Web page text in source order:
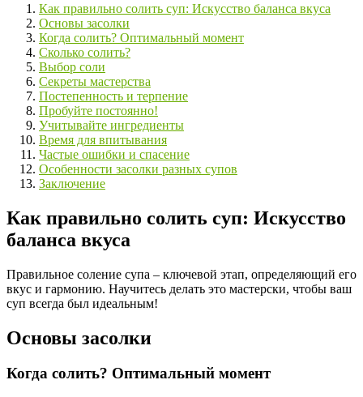
Как правильно солить суп: Искусство баланса вкуса
Основы засолки
Когда солить? Оптимальный момент
Сколько солить?
Выбор соли
Секреты мастерства
Постепенность и терпение
Пробуйте постоянно!
Учитывайте ингредиенты
Время для впитывания
Частые ошибки и спасение
Особенности засолки разных супов
Заключение
Как правильно солить суп: Искусство
баланса вкуса
Правильное соление супа – ключевой этап, определяющий его
вкус и гармонию. Научитесь делать это мастерски, чтобы ваш
суп всегда был идеальным!
Основы засолки
Когда солить? Оптимальный момент